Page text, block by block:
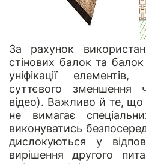
За рахунок
стінових балок та
уніфікації
суттєвого
відео). Важливо й те,
не вимагає
виконуватись
дислокуються у
вирішення другого